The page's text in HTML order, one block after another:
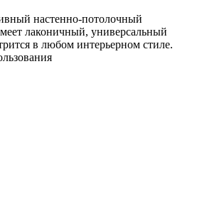
настенно-потолочный
лаконичный, универсальный
в любом интерьерном стиле.